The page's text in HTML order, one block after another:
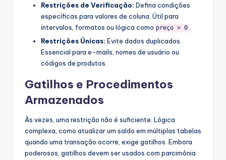
Restrições de Verificação: Defina condições
específicas para valores de coluna. Útil para
intervalos, formatos ou lógica como preço > 0 .
Restrições Únicas: Evite dados duplicados.
Essencial para e-mails, nomes de usuário ou
códigos de produtos.
Gatilhos e Procedimentos
Armazenados
Às vezes, uma restrição não é suficiente. Lógica
complexa, como atualizar um saldo em múltiplas tabelas
quando uma transação ocorre, exige gatilhos. Embora
poderosos, gatilhos devem ser usados com parcimônia.